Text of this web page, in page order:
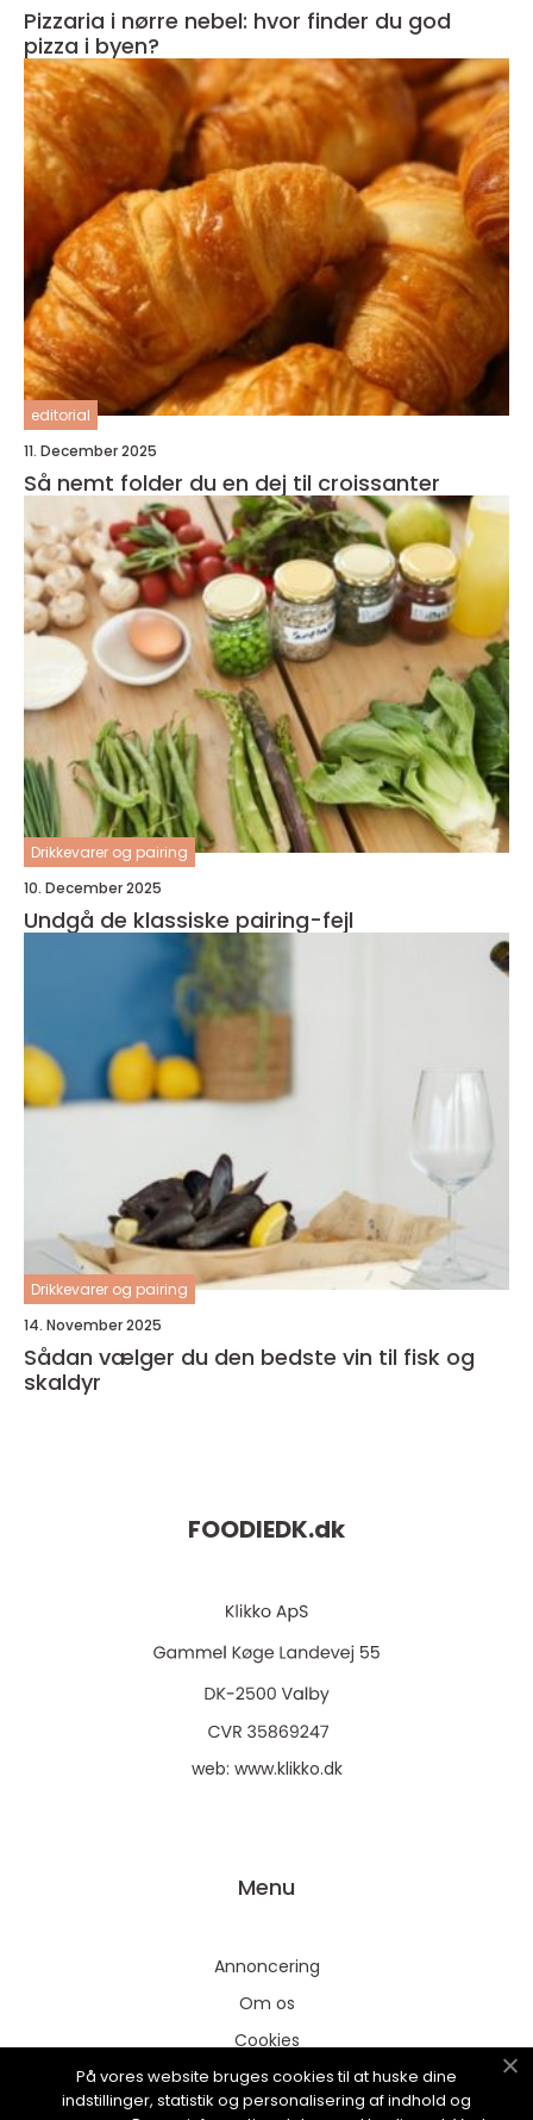
Pizzaria i nørre nebel: hvor finder du god
pizza i byen?
editorial
11. December 2025
Så nemt folder du en dej til croissanter
Drikkevarer og pairing
10. December 2025
Undgå de klassiske pairing-fejl
Drikkevarer og pairing
14. November 2025
Sådan vælger du den bedste vin til fisk og
skaldyr
FOODIEDK.dk
web: www.klikko.dk
Menu
Annoncering
Om os
Cookies
Kontakt os
Sitemap
På vores website bruges cookies til at huske dine
indstillinger, statistik og personalisering af indhold og